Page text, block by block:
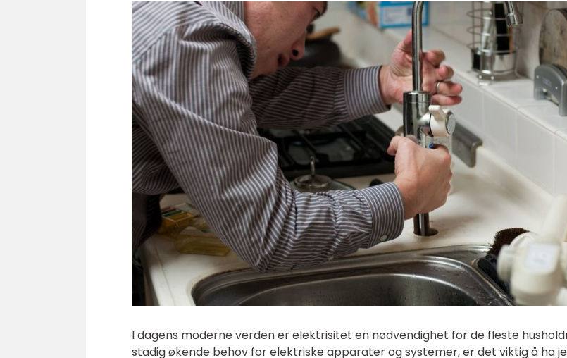
I dagens moderne verden er elektrisitet en nødvendighet for de fleste
stadig økende behov for elektriske apparater og systemer, er det viktig å ha